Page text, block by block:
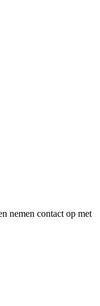
nemen contact op met